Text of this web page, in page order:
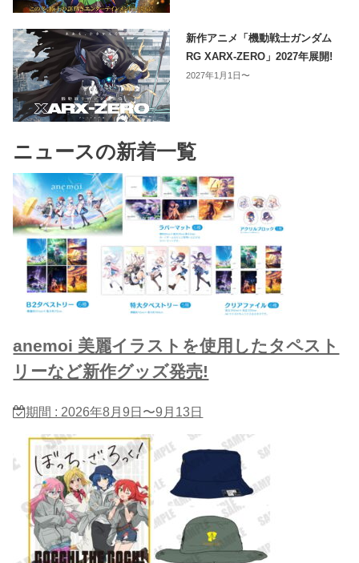
新作アニメ「機動戦士ガンダム
RG XARX-ZERO」2027年展開!
2027年1月1日〜
ニュースの新着一覧
anemoi 美麗イラストを使用したタペスト
リーなど新作グッズ発売!
期間 : 2026年8月9日〜9月13日